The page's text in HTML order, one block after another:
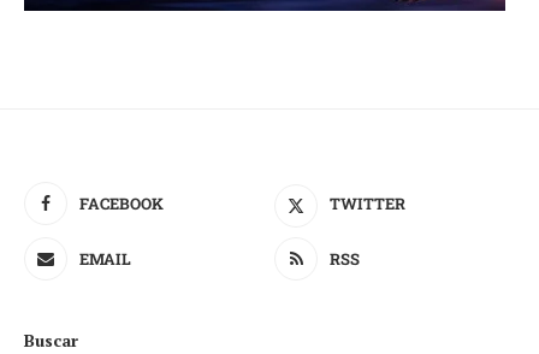
FACEBOOK TWITTER
EMAIL RSS
Buscar